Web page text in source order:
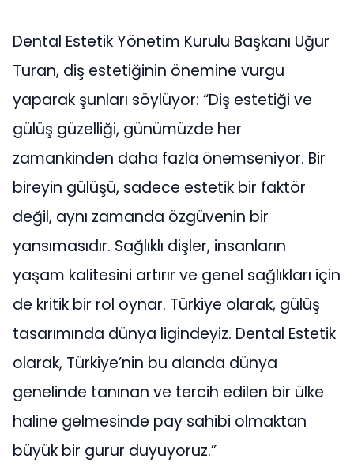
Dental Estetik Yönetim Kurulu Başkanı Uğur
Turan, diş estetiğinin önemine vurgu
yaparak şunları söylüyor: “Diş estetiği ve
gülüş güzelliği, günümüzde her
zamankinden daha fazla önemseniyor. Bir
bireyin gülüşü, sadece estetik bir faktör
değil, aynı zamanda özgüvenin bir
yansımasıdır. Sağlıklı dişler, insanların
yaşam kalitesini artırır ve genel sağlıkları için
de kritik bir rol oynar. Türkiye olarak, gülüş
tasarımında dünya ligindeyiz. Dental Estetik
olarak, Türkiye’nin bu alanda dünya
genelinde tanınan ve tercih edilen bir ülke
haline gelmesinde pay sahibi olmaktan
büyük bir gurur duyuyoruz.”